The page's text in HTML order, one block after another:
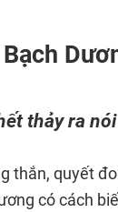
thảy ra
thắn, quyết
có cách